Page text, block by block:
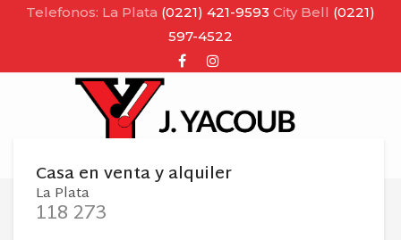
Telefonos: La Plata (0221) 421-9593 City Bell (0221)
597-4522
FacebookInstagram
MENU
Casaen venta y alquiler
La Plata
118 273